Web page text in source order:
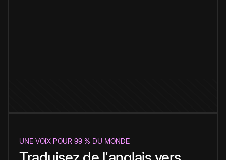
UNE VOIX POUR 99 % DU MONDE